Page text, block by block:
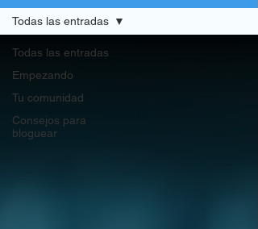
Todas las entradas
Empezando
Tu comunidad
Consejos para
bloguear
Todas las entradas